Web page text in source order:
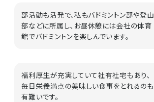
部活動も活発で、私もバドミントン部や登山
部などに所属し、お昼休憩には会社の体育
館でバドミントンを楽しんでいます。
福利厚生が充実していて社有社宅もあり、
毎日栄養満点の美味しい食事をとれるのも
有難いです。